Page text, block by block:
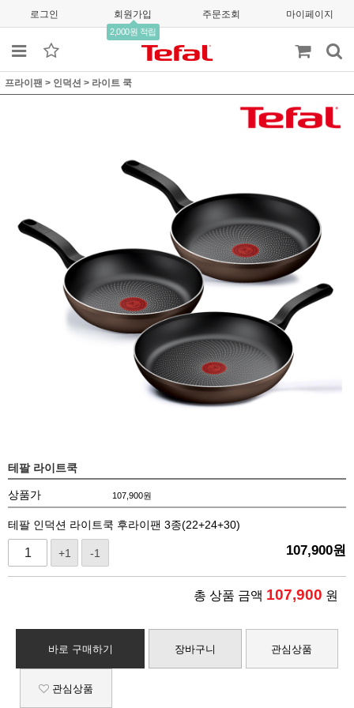
로그인 회원가입
2,000원 적립
주문조회 마이페이지
프라이팬 > 인덕션 > 라이트 쿡
테팔 라이트쿡
상품가 107,900원
테팔 인덕션 라이트쿡 후라이팬 3종(22+24+30)
+1 -1 107,900원
총 상품 금액 107,900 원
바로 구매하기 장바구니 관심상품
관심상품